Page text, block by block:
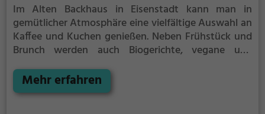
Im Alten Backhaus in Eisenstadt kann man in
gemütlicher Atmosphäre eine vielfältige Auswahl an
Kaffee und Kuchen genießen. Neben Frühstück und
Brunch werden auch Biogerichte, vegane und
Location lädt zum Verweilen und Genießen ein.
Mehr erfahren